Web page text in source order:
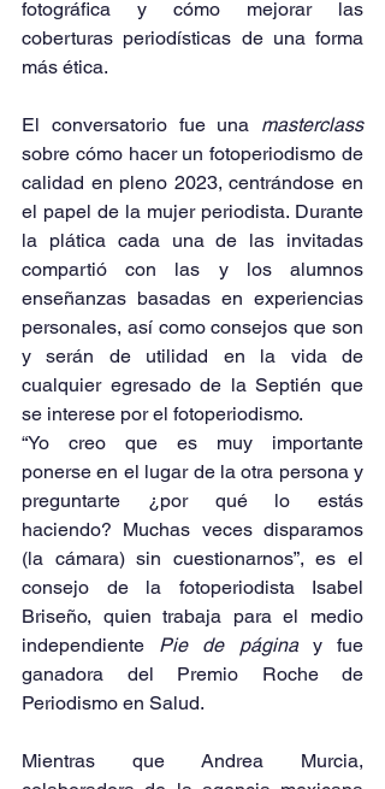
fotográfica y cómo mejorar las
coberturas periodísticas de una forma
más ética.
El conversatorio fue una masterclass
sobre cómo hacer un fotoperiodismo de
calidad en pleno 2023, centrándose en
el papel de la mujer periodista. Durante
la plática cada una de las invitadas
compartió con las y los alumnos
enseñanzas basadas en experiencias
personales, así como consejos que son
y serán de utilidad en la vida de
cualquier egresado de la Septién que
se interese por el fotoperiodismo.
“Yo creo que es muy importante
ponerse en el lugar de la otra persona y
preguntarte ¿por qué lo estás
haciendo? Muchas veces disparamos
(la cámara) sin cuestionarnos”, es el
consejo de la fotoperiodista Isabel
Briseño, quien trabaja para el medio
independiente Pie de página y fue
ganadora del Premio Roche de
Periodismo en Salud.
Mientras que Andrea Murcia,